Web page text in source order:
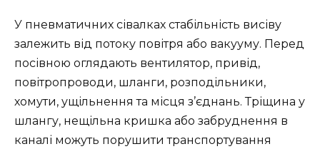
У пневматичних сівалках стабільність висіву
залежить від потоку повітря або вакууму. Перед
посівною оглядають вентилятор, привід,
повітропроводи, шланги, розподільники,
хомути, ущільнення та місця з’єднань. Тріщина у
шлангу, нещільна кришка або забруднення в
каналі можуть порушити транспортування